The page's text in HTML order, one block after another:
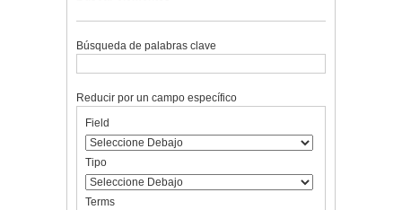
Búsqueda de palabras clave
rows
"Reducir
por
Reducir por un campo específico
de
búsqueda
de
búsqueda
de
búsqueda
de
Búsqueda
Field
Tipo
Terms